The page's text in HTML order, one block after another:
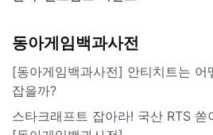
동아게임백과사전
[동아게임백과사전] 안티치트는 어
잡을까?
스타크래프트 잡아라! 국산 RTS 쏟